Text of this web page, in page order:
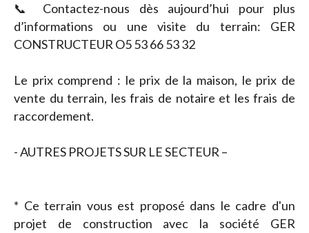
📞 Contactez-nous dès aujourd’hui pour plus
d’informations ou une visite du terrain: GER
CONSTRUCTEUR O5 53 66 53 32
Le prix comprend : le prix de la maison, le prix de
vente du terrain, les frais de notaire et les frais de
raccordement.
- AUTRES PROJETS SUR LE SECTEUR –
* Ce terrain vous est proposé dans le cadre d'un
projet de construction avec la société GER